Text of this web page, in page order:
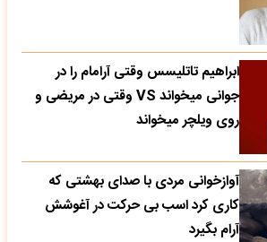
ابراهیم تاتلیسس وقتی آرامام را در
جوانی میخواند VS وقتی در مریضی و
روی ویلچر میخواند
آوازخوانی مردی با صدای بهشتی که
کاری کرد اسب بی حرکت در آغوشش
آرام بگیرد